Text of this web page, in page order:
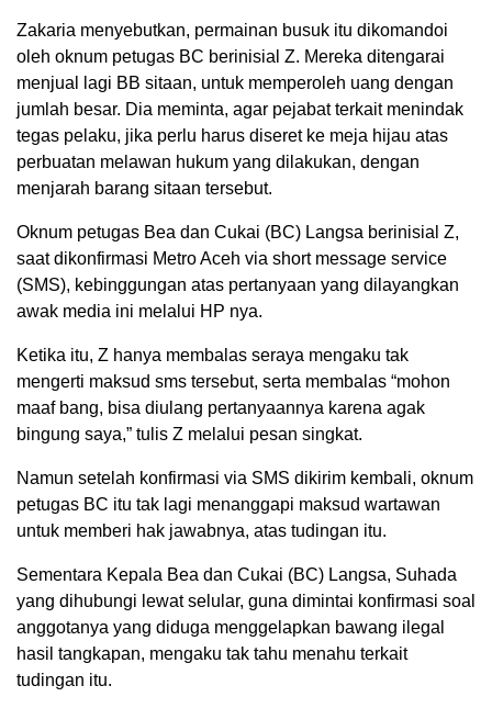
Zakaria menyebutkan, permainan busuk itu dikomandoi
oleh oknum petugas BC berinisial Z. Mereka ditengarai
menjual lagi BB sitaan, untuk memperoleh uang dengan
jumlah besar. Dia meminta, agar pejabat terkait menindak
tegas pelaku, jika perlu harus diseret ke meja hijau atas
perbuatan melawan hukum yang dilakukan, dengan
menjarah barang sitaan tersebut.
Oknum petugas Bea dan Cukai (BC) Langsa berinisial Z,
saat dikonfirmasi Metro Aceh via short message service
(SMS), kebinggungan atas pertanyaan yang dilayangkan
awak media ini melalui HP nya.
Ketika itu, Z hanya membalas seraya mengaku tak
mengerti maksud sms tersebut, serta membalas “mohon
maaf bang, bisa diulang pertanyaannya karena agak
bingung saya,” tulis Z melalui pesan singkat.
Namun setelah konfirmasi via SMS dikirim kembali, oknum
petugas BC itu tak lagi menanggapi maksud wartawan
untuk memberi hak jawabnya, atas tudingan itu.
Sementara Kepala Bea dan Cukai (BC) Langsa, Suhada
yang dihubungi lewat selular, guna dimintai konfirmasi soal
anggotanya yang diduga menggelapkan bawang ilegal
hasil tangkapan, mengaku tak tahu menahu terkait
tudingan itu.